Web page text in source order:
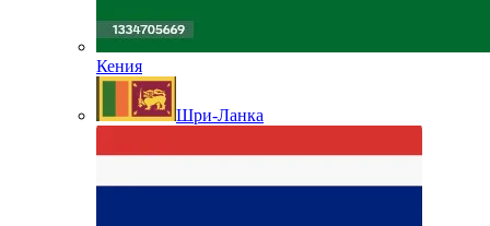
Кения
Шри-Ланка